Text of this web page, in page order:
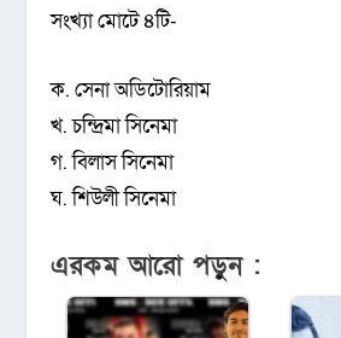
সংখ্যা মোটে ৪টি-
ক. সেনা অডিটোরিয়াম
খ. চন্দ্রিমা সিনেমা
গ. বিলাস সিনেমা
ঘ. শিউলী সিনেমা
এরকম আরো পড়ুন :